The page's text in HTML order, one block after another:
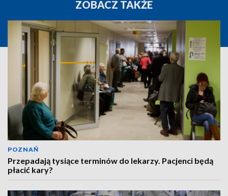
ZOBACZ TAKŻE
POZNAŃ
Przepadają tysiące terminów do lekarzy. Pacjenci będą
płacić kary?